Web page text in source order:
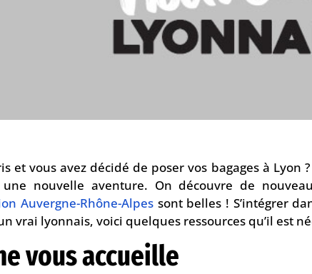
et vous avez décidé de poser vos bagages à
nouvelle aventure. On découvre de
Auvergne-Rhône-Alpessont belles ! S’intégrer
vrai lyonnais, voici quelques ressources qu’il est
vous accueille